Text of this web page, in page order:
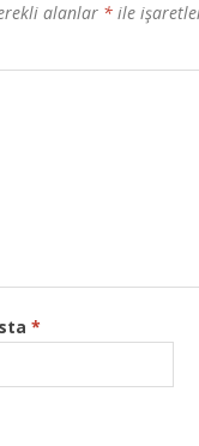
alanlar * ile
*